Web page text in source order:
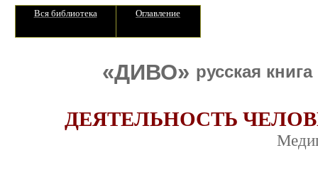
Вся библиотека Оглавление
«ДИВО» русская
ДЕЯТЕЛЬНОСТЬ